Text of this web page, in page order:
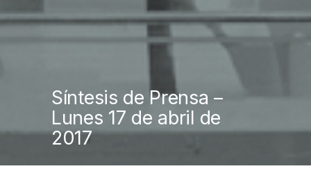
Síntesis de Prensa –
Lunes 17 de abril de
2017